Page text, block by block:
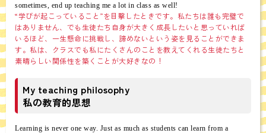
sometimes, end up teaching me a lot in class as well!
“学びが起こっていること”を目撃したときです。私たちは誰も完璧で
はありません、でも生徒たち自身が大きく成長したいと思っていれば
いるほど、一生懸命に挑戦し、諦めないという姿を見ることができま
す。私は、クラスでも私にたくさんのことを教えてくれる生徒たちと
素晴らしい関係性を築くことが大好きなの！
My teaching philosophy
私の教育的思想
Learning is never one way. Just as much as students can learn from a